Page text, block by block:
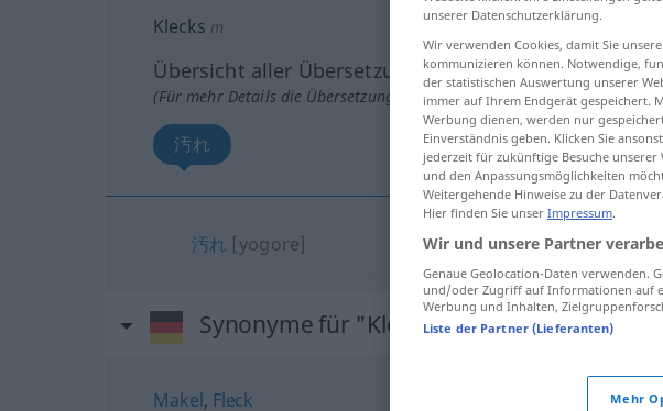
Klecks m
Übersicht aller Übersetzungen
(Für mehr Details die Übersetzung anklicken/antippen)
汚れ
汚れ [yogore]
Synonyme für "Klecks"
Makel, Fleck
unserer Datenschutzerklärung.
Wir verwenden Cookies, damit Sie
kommunizieren können. Notwendige,
der statistischen Auswertung unserer
immer auf Ihrem Endgerät gespeichert.
Werbung dienen, werden nur
Einverständnis geben. Klicken Sie
jederzeit für zukünftige Besuche
und den Anpassungsmöglichkeiten
Weitergehende Hinweise zu der
Hier finden Sie unser Impressum.
Wir und unsere Partner
Genaue Geolocation-Daten verwenden.
und/oder Zugriff auf Informationen auf
Werbung und Inhalten,
Liste der Partner (Lieferanten)
Mehr